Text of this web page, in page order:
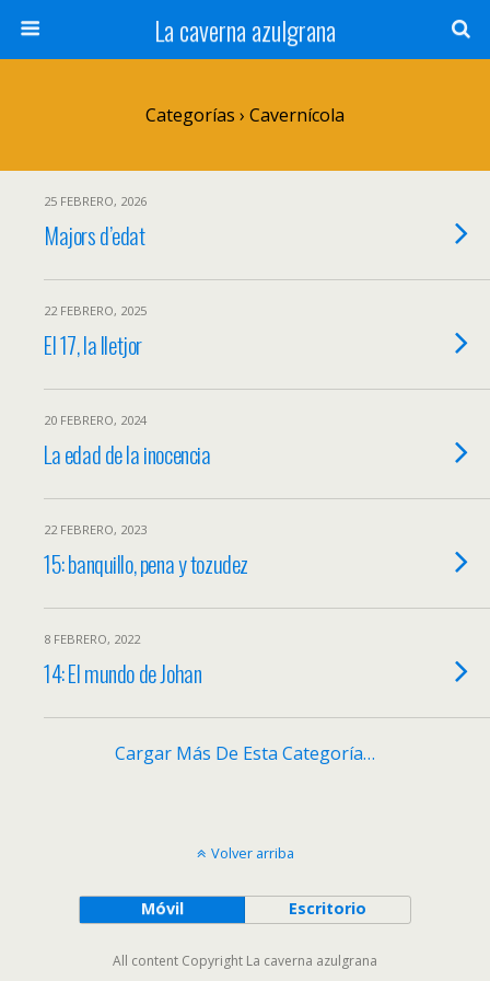
La caverna azulgrana
Categorías › Cavernícola
25 FEBRERO, 2026
Majors d’edat
22 FEBRERO, 2025
El 17, la lletjor
20 FEBRERO, 2024
La edad de la inocencia
22 FEBRERO, 2023
15: banquillo, pena y tozudez
8 FEBRERO, 2022
14: El mundo de Johan
Cargar Más De Esta Categoría…
Volver arriba
Móvil Escritorio
All content Copyright La caverna azulgrana